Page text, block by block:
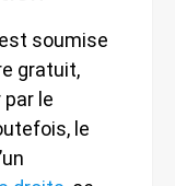
soumise
gratuit,
le
le